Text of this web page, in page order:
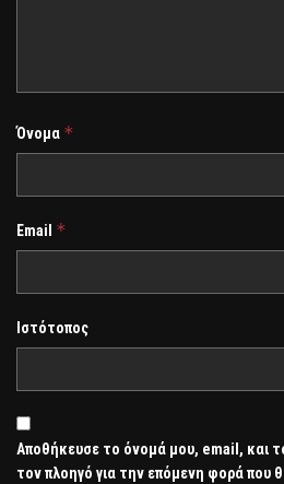
Όνομα *
Email *
Ιστότοπος
Αποθήκευσε το όνομά μου, email, και
τον πλοηγό για την επόμενη φορά που